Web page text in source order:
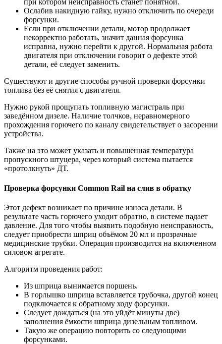
при котором неисправность станет понятной.
Ослабив накидную гайку, нужно отключить по очереди
форсунки.
Если при отключении детали, мотор продолжает
некорректно работать, значит данная форсунка
исправна, нужно перейти к другой. Нормальная работа
двигателя при отключении говорит о дефекте этой
детали, её следует заменить.
Существуют и другие способы ручной проверки форсунки
топлива без её снятия с двигателя.
Нужно рукой прощупать топливную магистраль при
заведённом дизеле. Наличие толчков, неравномерного
прохождения горючего по каналу свидетельствует о засорении
устройства.
Также на это может указать и повышенная температура
пропускного штуцера, через который система пытается
«протолкнуть» ДТ.
Проверка форсунки Common Rail на слив в обратку
Этот дефект возникает по причине износа детали. В
результате часть горючего уходит обратно, в системе падает
давление. Для того чтобы выявить подобную неисправность,
следует приобрести шприц объёмом 20 мл и прозрачные
медицинские трубки. Операция производится на включенном
силовом агрегате.
Алгоритм проведения работ:
Из шприца вынимается поршень.
В горлышко шприца вставляется трубочка, другой конец
подключается к обратному ходу форсунки.
Следует дождаться (на это уйдёт минуты две)
заполнения ёмкости шприца дизельным топливом.
Такую же операцию повторить со следующими
форсунками.